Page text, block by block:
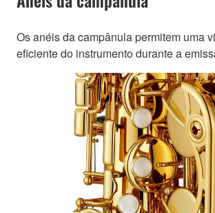
Os anéis da campânula permitem uma
eficiente do instrumento durante a